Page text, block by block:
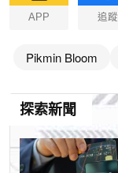
APP 追蹤
Pikmin Bloom
探索新聞